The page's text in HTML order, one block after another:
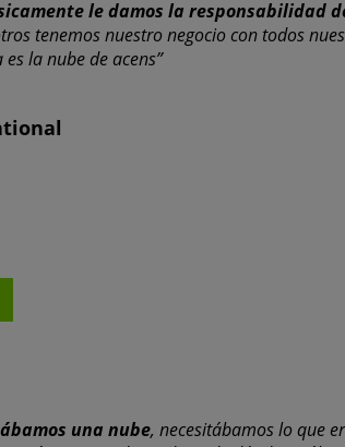
le damos la responsabilidad
tenemos nuestro negocio con todos
la nube de acens”
una nube, necesitábamos lo que